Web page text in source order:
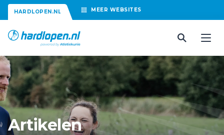
HARDLOPEN.NL MEER WEBSITES
Artikelen